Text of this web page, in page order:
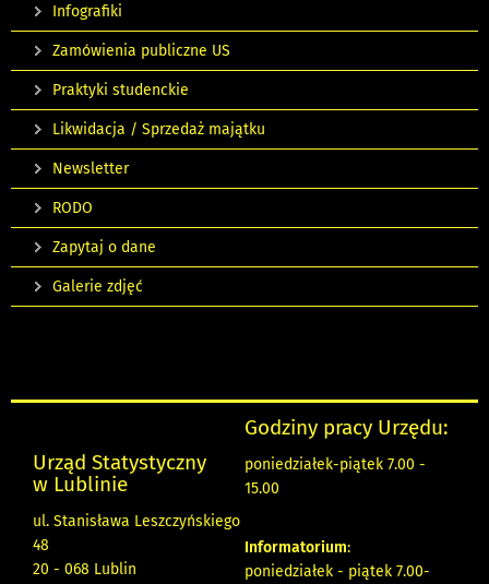
Infografiki
Zamówienia publiczne US
Praktyki studenckie
Likwidacja / Sprzedaż majątku
Newsletter
RODO
Zapytaj o dane
Galerie zdjęć
Urząd Statystyczny
w Lublinie
ul. Stanisława Leszczyńskiego
48
20 - 068 Lublin
Godziny pracy Urzędu:
poniedziałek-piątek 7.00 -
15.00
Informatorium:
poniedziałek - piątek 7.00-